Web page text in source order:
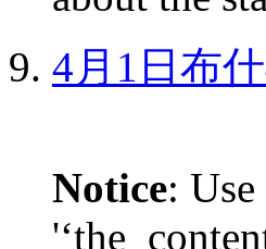
4月1日布
Notice: